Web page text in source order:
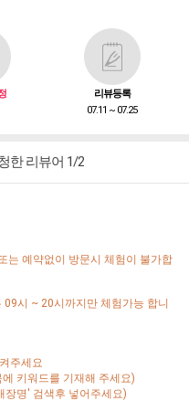
리뷰등록
07.11 ~ 07.25
한 리뷰어 1/2
는 예약없이 방문시 체험이 불가합
시 ~ 20시까지만 체험가능 합니
주세요
키워드를 기재해 주세요)
장명' 검색후 넣어주세요)